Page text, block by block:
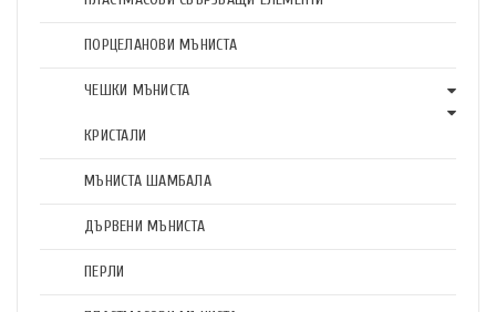
ПОРЦЕЛАНОВИ МЪНИСТА
ЧЕШКИ МЪНИСТА
КРИСТАЛИ
МЪНИСТА ШАМБАЛА
ДЪРВЕНИ МЪНИСТА
ПЕРЛИ